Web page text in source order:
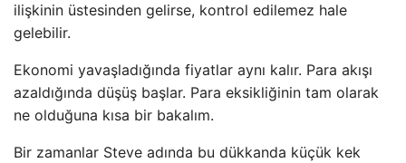
ilişkinin üstesinden gelirse, kontrol edilemez hale
gelebilir.
Ekonomi yavaşladığında fiyatlar aynı kalır. Para akışı
azaldığında düşüş başlar. Para eksikliğinin tam olarak
ne olduğuna kısa bir bakalım.
Bir zamanlar Steve adında bu dükkanda küçük kek